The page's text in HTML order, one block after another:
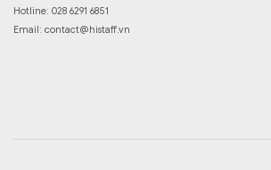
Hotline: 028 6291 6851
Email: contact@histaff.vn